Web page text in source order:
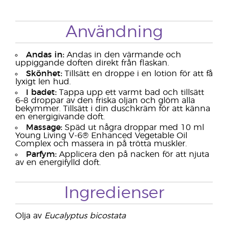
Användning
Andas in: Andas in den värmande och
uppiggande doften direkt från flaskan.
Skönhet: Tillsätt en droppe i en lotion för att få
lyxigt len hud.
I badet: Tappa upp ett varmt bad och tillsätt
6–8 droppar av den friska oljan och glöm alla
bekymmer. Tillsätt i din duschkräm för att känna
en energigivande doft.
Massage: Späd ut några droppar med 10 ml
Young Living V-6® Enhanced Vegetable Oil
Complex och massera in på trötta muskler.
Parfym: Applicera den på nacken för att njuta
av en energifylld doft.
Ingredienser
Olja av Eucalyptus bicostata